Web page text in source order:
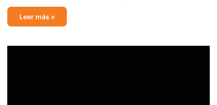
Leer más »